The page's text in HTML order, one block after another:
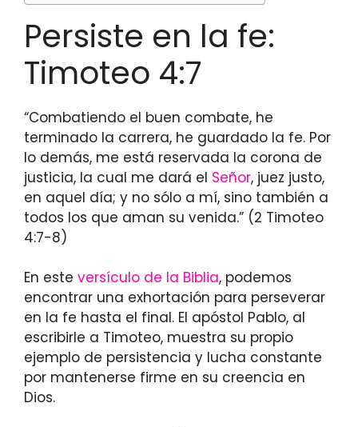
Persiste en la fe:
Timoteo 4:7
“Combatiendo el buen combate, he
terminado la carrera, he guardado la fe. Por
lo demás, me está reservada la corona de
justicia, la cual me dará el Señor, juez justo,
en aquel día; y no sólo a mí, sino también a
todos los que aman su venida.” (2 Timoteo
4:7-8)
En este versículo de la Biblia, podemos
encontrar una exhortación para perseverar
en la fe hasta el final. El apóstol Pablo, al
escribirle a Timoteo, muestra su propio
ejemplo de persistencia y lucha constante
por mantenerse firme en su creencia en
Dios.